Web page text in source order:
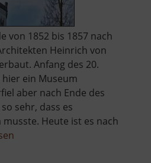
von 1852 bis 1857 nach
Heinrich von
Anfang des 20.
ein Museum
aber nach Ende des
sehr, dass es
Heute ist es nach